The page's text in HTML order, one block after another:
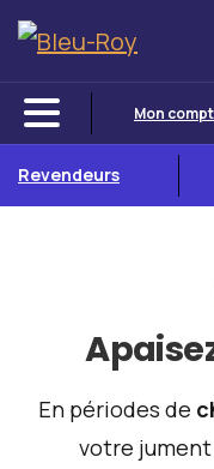
Mon
Revendeurs
En périodes de
votre